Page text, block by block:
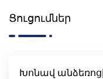
Ցուցումներ
Խոնավ